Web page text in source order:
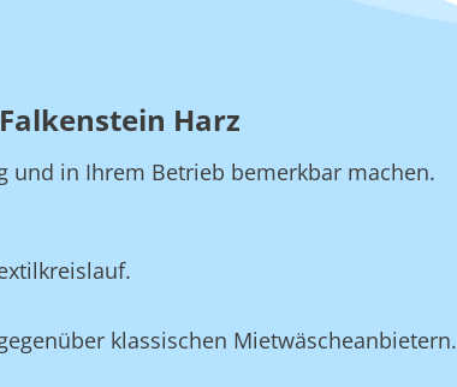
Harz
und in Ihrem Betrieb bemerkbar machen.
klassischen Mietwäscheanbietern.